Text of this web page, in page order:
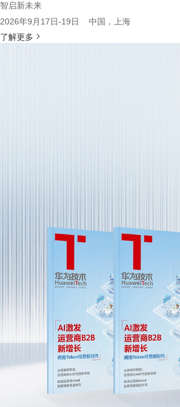
智启新未来
2026年9月17日-19日 中国，上海
了解更多